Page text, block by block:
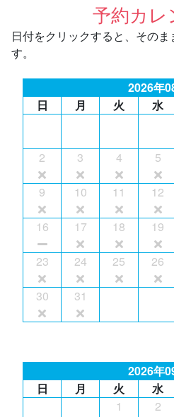
予約カレ
日付をクリックすると、その
す。
2026年
日
月 火 水
2 3 4 5
9 10 11 12
16 17 18 19
23 24 25 26
30 31
2026年
日
月 火 水
1
2